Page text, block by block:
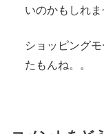
いのかもしれま
ショッピング
たもんね。。